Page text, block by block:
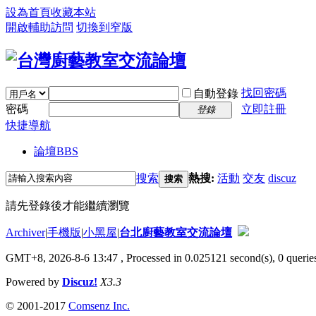
設為首頁收藏本站
開啟輔助訪問 切換到窄版
自動登錄 找回密碼
密碼
登錄
立即註冊
快捷導航
論壇BBS
搜索 搜索 熱搜: 活動 交友 discuz
請先登錄後才能繼續瀏覽
Archiver|手機版|小黑屋|台北廚藝教室交流論壇
GMT+8, 2026-8-6 13:47 , Processed in 0.025121 second(s), 0
Powered by Discuz! X3.3
© 2001-2017 Comsenz Inc.